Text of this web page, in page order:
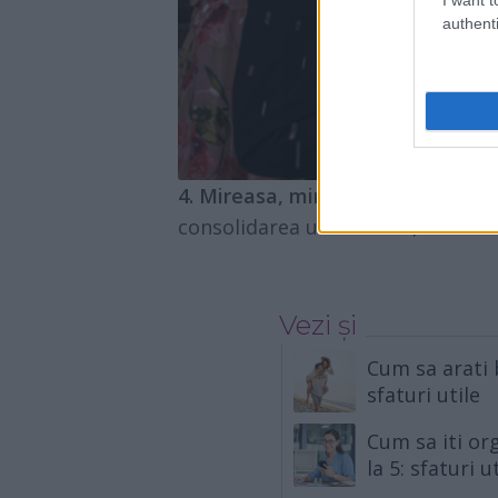
4. Mireasa, mirele si parintii
consolidarea unei familii,
Vezi și
Cum sa arati
sfaturi utile
Cum sa iti
la 5: sfaturi